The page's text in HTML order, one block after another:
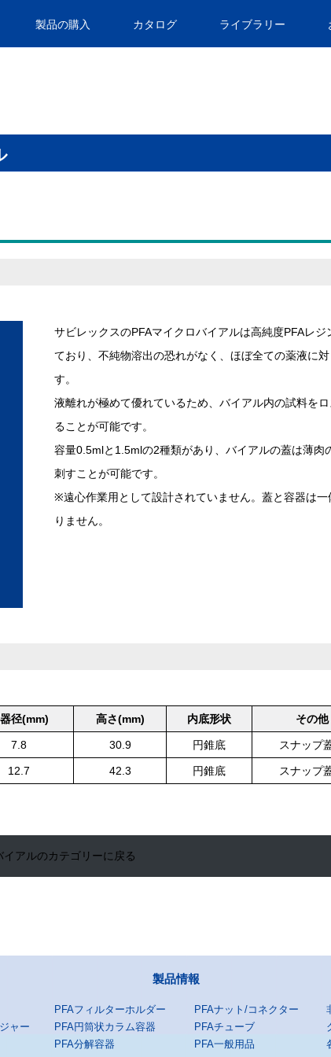
製品の購入 カタログ ライブラリー
サビレックスのPFAマイクロバイアルは高純度PFAレジ
ており、不純物溶出の恐れがなく、ほぼ全ての薬液に
す。
液離れが極めて優れているため、バイアル内の試料を
ることが可能です。
容量0.5mlと1.5mlの2種類があり、バイアルの蓋は薄肉
刺すことが可能です。
※遠心作業用として設計されていません。蓋と容器は一
りません。
径(mm) 高さ(mm) 内底形状 その他
7.8 30.9 円錐底 スナップ
12.7 42.3 円錐底 スナップ
イアルのカテゴリーに戻る
製品情報
ャー
PFAフィルターホルダー
PFA円筒状カラム容器
PFA分解容器
PFAナット/コネクター
PFAチューブ
PFA一般用品